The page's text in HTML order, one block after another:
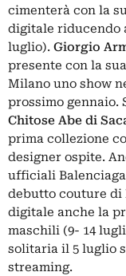
cimenterà con la
digitale riducendo
luglio). Giorgio
presente con la
Milano uno show
prossimo gennaio.
Chitose Abe di
prima collezione
designer ospite.
ufficiali
debutto couture di
digitale anche la
maschili (9- 14
solitaria il 5 luglio
streaming.